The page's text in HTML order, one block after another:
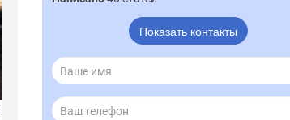
Показать контакты